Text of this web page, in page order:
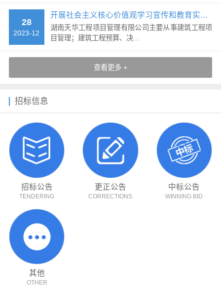
28
2023-12
开展社会主义核心价值观学习宣传和教育实践活动
湖南天华工程项目管理有限公司主要从事建筑工程项
目管理；建筑工程预算、决...
查看更多 +
招标信息
招标公告
TENDERING
更正公告
CORRECTIONS
中标公告
WINNING BID
其他
OTHER